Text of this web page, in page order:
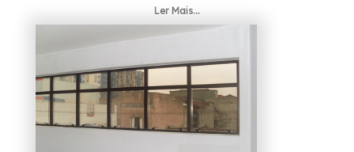
Invista em cortinas de vidro
temperado Ipiranga
Fundada em 2002 por profissionais
capacitados, a Esquadriflex é uma das
principais empresas do segmento de
esquadrias, e conta com um trabalho
diferenciado.
Ler Mais...